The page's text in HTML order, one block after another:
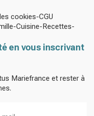
cookies CGU
Cuisine Recettes
en vous inscrivant
Mariefrance et rester à